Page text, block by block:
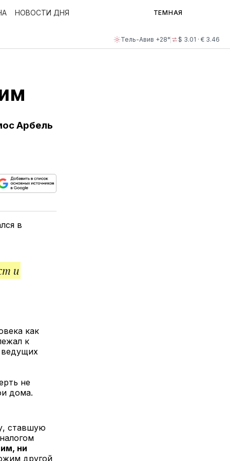
Тель-Авив +28° $ 3.01 · € 3.46
НОВОСТИ ДНЯ ТЕМНАЯ
Арбель
в
и
как
к
ведущих
не
дома.
ставшую
ни
другой